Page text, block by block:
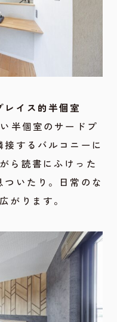
レイス的半個室
半個室のサードプ
するバルコニーに
ら読書にふけった
ついたり。日常のな
がります。